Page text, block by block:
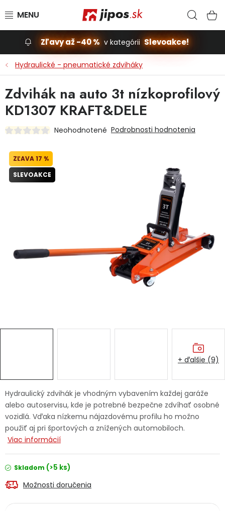
Slevoakce
Stavba, dom
Dielňa
Príslušenstvo pre automobily
Ochranné pracovné pomôcky
Servis náradia Hodnotenie obchodu
Doprava a platba Váš zákaznícky účet
Kontakty
Reklamačný formulár
Zľavy až -40 % v kategórii Slevoakce!
Hydraulické - pneumatické zdviháky
Hydraulický zdvihák je vhodným vybavením každej garáže
alebo autoservisu, kde je potrebné bezpečne zdvíhať osobné
vozidlá. Vďaka nízkemu nájazdovému profilu ho možno
použiť aj pri športových a znížených automobiloch.
Viac informácií
Skladom (>5 ks)
Možnosti doručenia
Zdvihák na auto 3t nízkoprofilový
KD1307 KRAFT&DELE
Neohodnotené Podrobnosti hodnotenia
17 %
SLEVOAKCE
+ ďalšie (9)